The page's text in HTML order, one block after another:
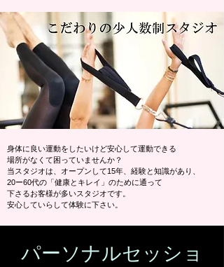
身体に良い運動をしたいけど安心して運動できる
場所がなくて困っていませんか？
​当スタジオは、オープンして15年、経験と知識があり、
20ー60代の「健康とキレイ」のために通って
下さるお客様が多いスタジオです。
安心していらして体験に下さい。
​パーソナルセッショ